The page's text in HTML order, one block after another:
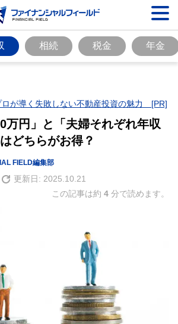
相続 税金 年金
ロが導く失敗しない不動産投資の魅力 [PR]
万円」と「夫婦それぞれ年収
どちらがお得？
FIELD編集部
更新日: 2025.10.21
この記事は約 4 分で読めます。